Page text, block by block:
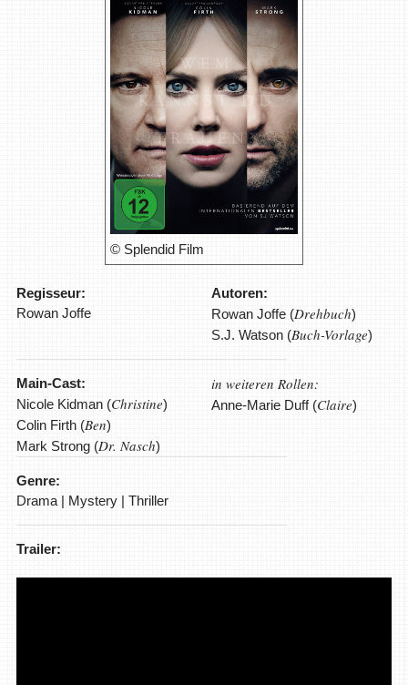
© Splendid Film
Regisseur:
Rowan Joffe
Autoren:
Rowan Joffe (Drehbuch)
S.J. Watson (Buch-Vorlage)
Main-Cast:
Nicole Kidman (Christine)
Colin Firth (Ben)
Mark Strong (Dr. Nasch)
in weiteren Rollen:
Anne-Marie Duff (Claire)
Genre:
Drama | Mystery | Thriller
Trailer: